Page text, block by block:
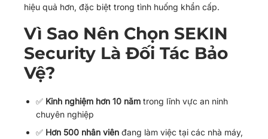
hiệu quả hơn, đặc biệt trong tình huống khẩn cấp.
Vì Sao Nên Chọn SEKIN
Security Là Đối Tác Bảo
Vệ?
✅ Kinh nghiệm hơn 10 năm trong lĩnh vực an ninh
chuyên nghiệp
✅ Hơn 500 nhân viên đang làm việc tại các nhà máy,